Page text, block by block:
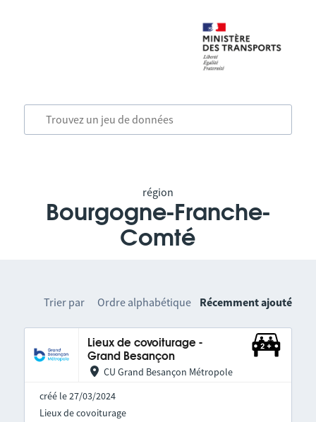
région
Bourgogne-Franche-
Comté
Trier par Ordre alphabétique Récemment ajouté
Lieux de covoiturage -
Grand Besançon
CU Grand Besançon Métropole
créé le 27/03/2024
Lieux de covoiturage